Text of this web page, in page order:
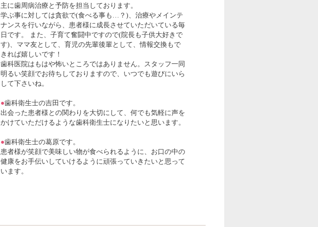
主に歯周病治療と予防を担当しております。
学ぶ事に対しては貪欲で(食べる事も…？)、治療やメインテ
ナンスを行いながら、患者様に成長させていただいている毎
日です。 また、子育て奮闘中ですので(院長も子供大好きで
す)、ママ友として、育児の先輩後輩として、情報交換もで
きれば嬉しいです！
歯科医院はもはや怖いところではありません。スタッフ一同
明るい笑顔でお待ちしておりますので、いつでも遊びにいら
して下さいね。
●歯科衛生士の吉田です。
出会った患者様との関わりを大切にして、何でも気軽に声を
かけていただけるような歯科衛生士になりたいと思います。
●歯科衛生士の葛原です。
患者様が笑顔で美味しい物が食べられるように、お口の中の
健康をお手伝いしていけるように頑張っていきたいと思って
います。